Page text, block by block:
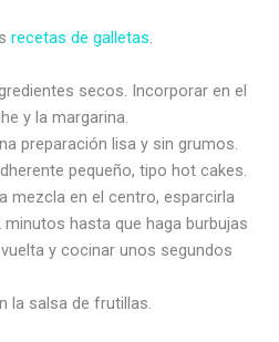
recetas de galletas.
secos. Incorporar en el
y la margarina.
preparación lisa y sin grumos.
pequeño, tipo hot cakes.
mezcla en el centro, esparcirla
hasta que haga burbujas
y cocinar unos segundos
la salsa de frutillas.